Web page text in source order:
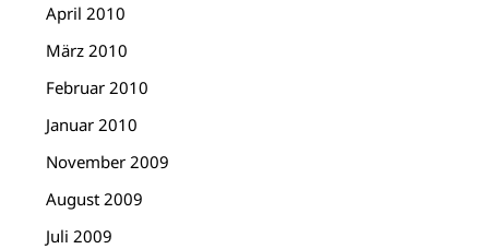
April 2010
März 2010
Februar 2010
Januar 2010
November 2009
August 2009
Juli 2009